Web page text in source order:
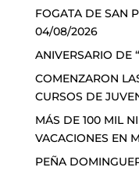
FOGATA DE SAN
04/08/2026
ANIVERSARIO DE
COMENZARON
CURSOS DE
MÁS DE 100 MIL
VACACIONES EN
PEÑA